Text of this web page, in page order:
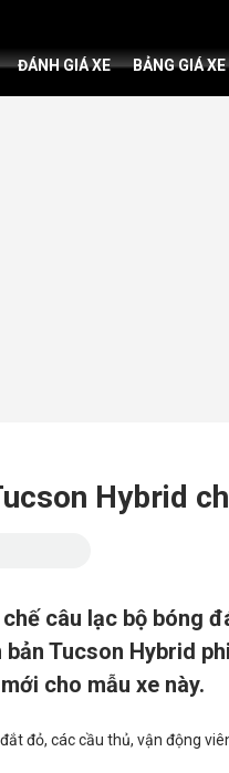
ĐÁNH GIÁ XE BẢNG GIÁ XE
Hybrid
câu lạc bộ bóng
Tucson Hybrid
cho mẫu xe này.
đỏ, các cầu thủ, vận động